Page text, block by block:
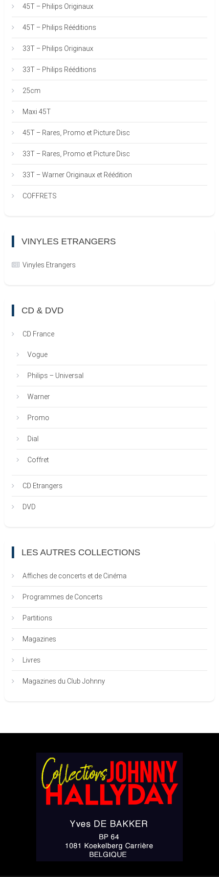
45T – Philips Originaux
45T – Philips Rééditions
33T – Philips Originaux
33T – Philips Rééditions
25cm
Maxi 45T
45T – Rares, Promo et Picture Disc
33T – Rares, Promo et Picture Disc
33T – Warner Originaux et Réédition
COFFRETS
VINYLES ETRANGERS
Vinyles Etrangers
CD & DVD
CD France
Vogue
Philips – Universal
Warner
Promo
Dial
Coffret
CD Etrangers
DVD
LES AUTRES COLLECTIONS
Affiches de concerts et de Cinéma
Programmes de Concerts
Partitions
Magazines
Livres
Magazines du Club Johnny